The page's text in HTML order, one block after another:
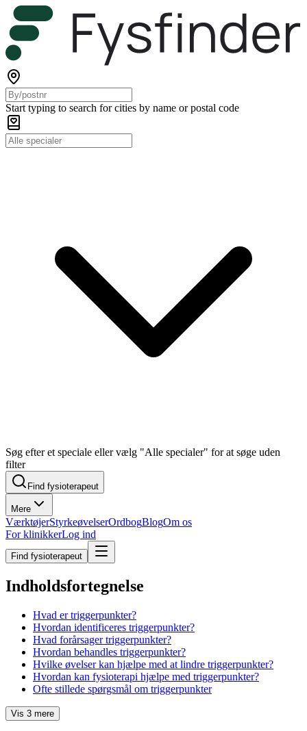
Start typing to search for cities by name or postal code
Søg efter et speciale eller vælg "Alle specialer" for at søge uden
filter
Find fysioterapeut
Mere
VærktøjerStyrkeøvelserOrdbogBlogOm os
For klinikkerLog ind
Find fysioterapeut
Indholdsfortegnelse
Hvad er triggerpunkter?
Hvordan identificeres triggerpunkter?
Hvad forårsager triggerpunkter?
Hvordan behandles triggerpunkter?
Hvilke øvelser kan hjælpe med at lindre triggerpunkter?
Hvordan kan fysioterapi hjælpe med triggerpunkter?
Ofte stillede spørgsmål om triggerpunkter
Vis 3 mere